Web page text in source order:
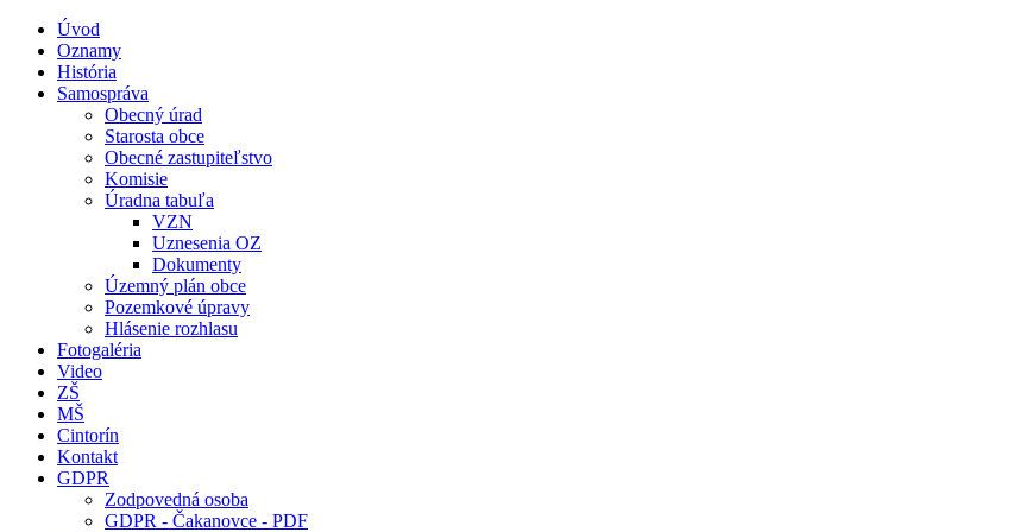
Úvod
Oznamy
História
Samospráva
Obecný úrad
Starosta obce
Obecné zastupiteľstvo
Komisie
Úradna tabuľa
VZN
Uznesenia OZ
Dokumenty
Územný plán obce
Pozemkové úpravy
Hlásenie rozhlasu
Fotogaléria
Video
ZŠ
MŠ
Cintorín
Kontakt
GDPR
Zodpovedná osoba
GDPR - Čakanovce - PDF